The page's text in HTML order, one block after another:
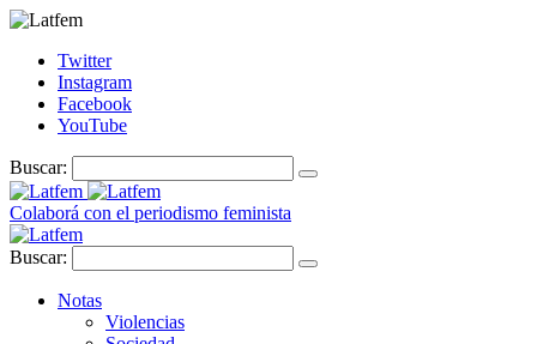
Twitter
Instagram
Facebook
YouTube
Buscar:
Colaborá con el periodismo feminista
Buscar:
Notas
Violencias